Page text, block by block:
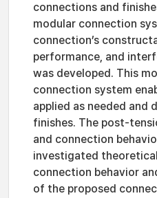
connections and
modular connection
connection’s
performance, and
was developed. This
connection system
applied as needed and
finishes. The post-
and connection
investigated
connection behavior
of the proposed